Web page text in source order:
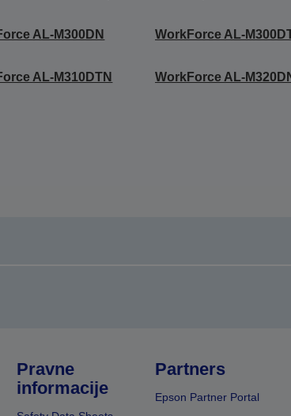
AL-M300DN WorkForce AL-
AL-M310DTN WorkForce AL-
Pravne
informacije
Partners
Epson Partner Portal